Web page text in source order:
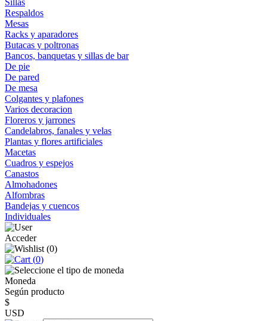
Sillas
Respaldos
Mesas
Racks y aparadores
Butacas y poltronas
Bancos, banquetas y sillas de bar
De pie
De pared
De mesa
Colgantes y plafones
Varios decoracion
Floreros y jarrones
Candelabros, fanales y velas
Plantas y flores artificiales
Macetas
Cuadros y espejos
Canastos
Almohadones
Alfombras
Bandejas y cuencos
Individuales
Acceder
(0)
(0)
Moneda
Según producto
$
USD